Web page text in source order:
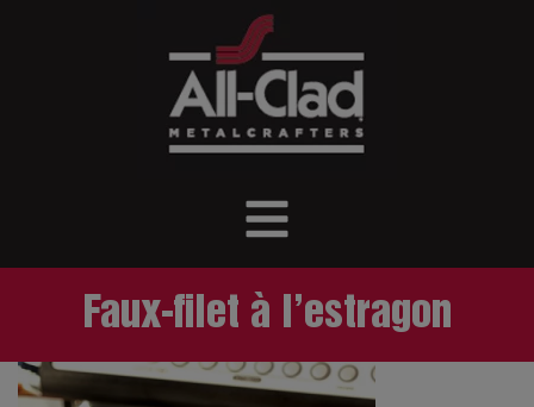
Faux-filet à l’estragon